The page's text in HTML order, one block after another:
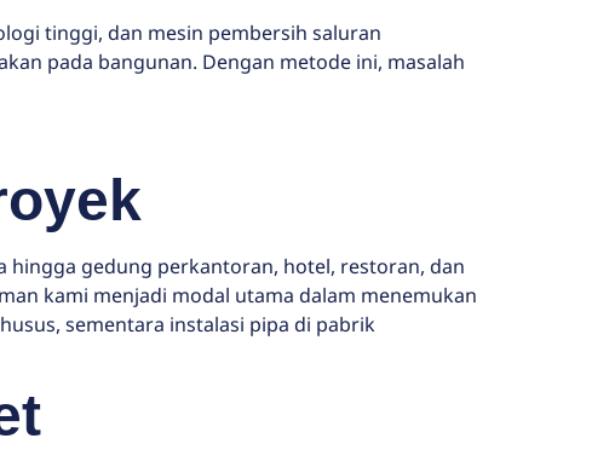
tinggi, dan mesin pembersih saluran
pada bangunan. Dengan metode ini, masalah
gedung perkantoran, hotel, restoran, dan
kami menjadi modal utama dalam menemukan
sementara instalasi pipa di pabrik